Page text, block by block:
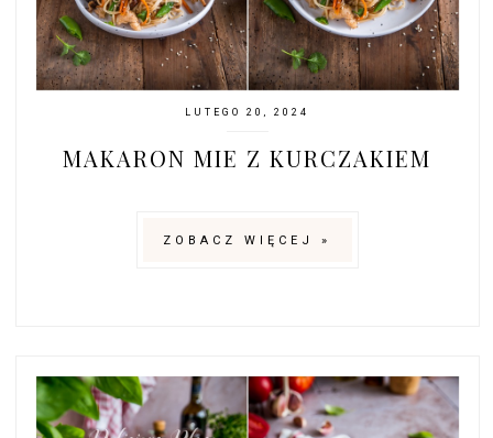
LUTEGO 20, 2024
MAKARON MIE Z KURCZAKIEM
ZOBACZ WIĘCEJ »